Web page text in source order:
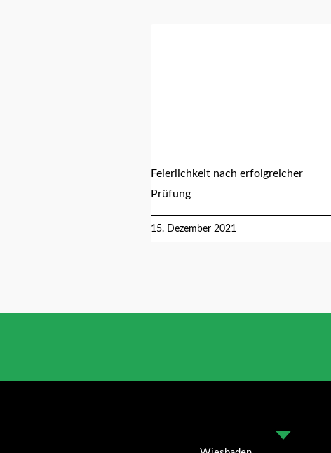
Feierlichkeit nach erfolgreicher
Prüfung
15. Dezember 2021